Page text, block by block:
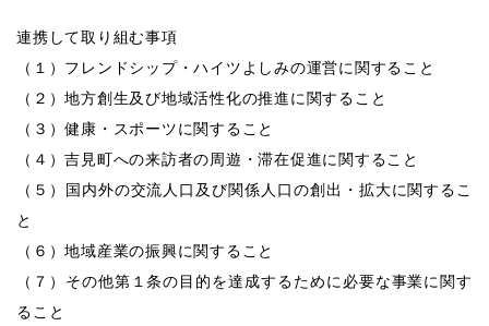
連携して取り組む事項
（１）フレンドシップ・ハイツよしみの運営に関すること
（２）地方創生及び地域活性化の推進に関すること
（３）健康・スポーツに関すること
（４）吉見町への来訪者の周遊・滞在促進に関すること
（５）国内外の交流人口及び関係人口の創出・拡大に関するこ
と
（６）地域産業の振興に関すること
（７）その他第１条の目的を達成するために必要な事業に関す
ること